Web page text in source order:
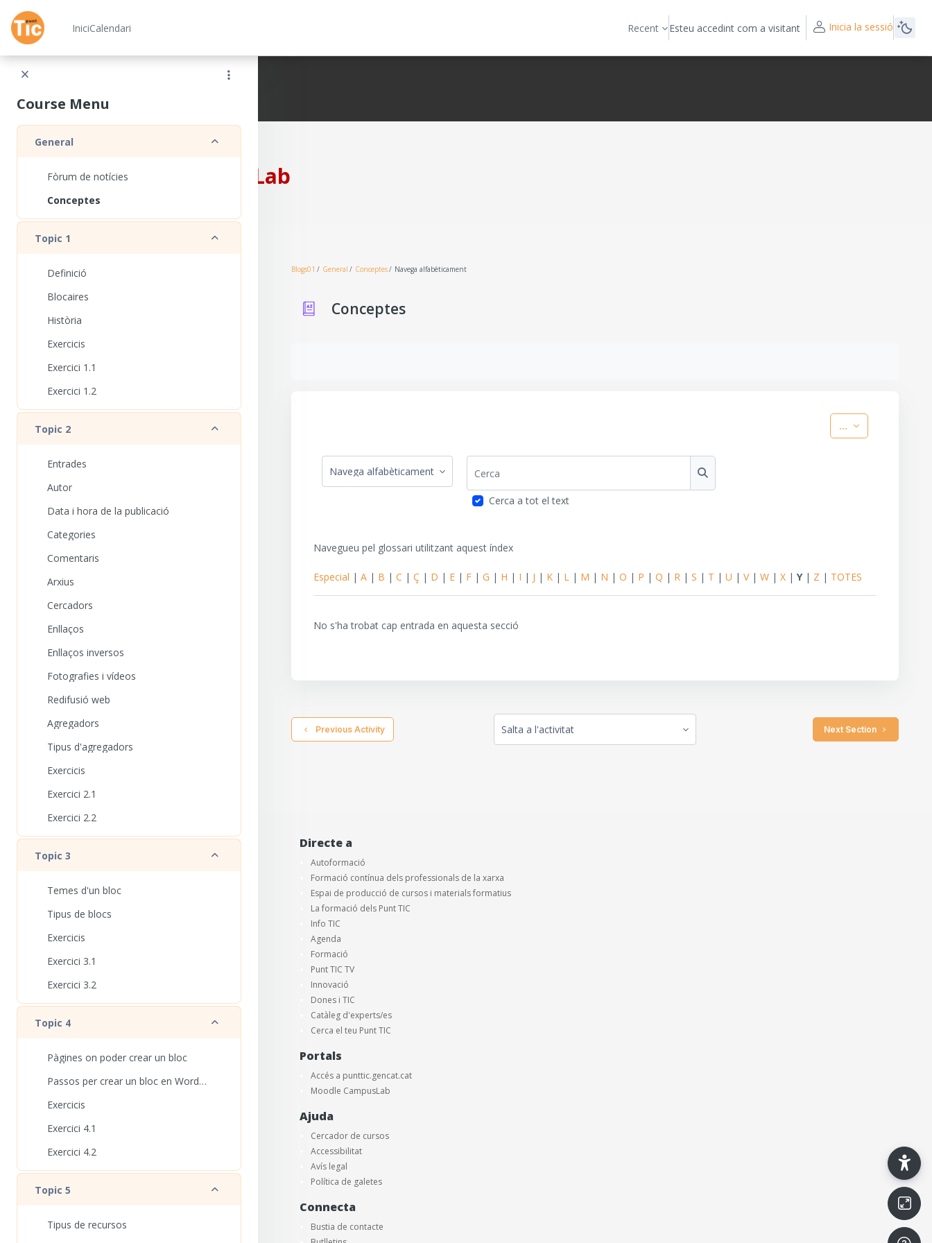
Xarxa Punt TIC
CampusLab
IniciCalendari Recent Esteu accedint com a visitant Inicia la sessió
Course Menu
General Redueix
Fòrum de notícies
Conceptes
Topic 1 Redueix
Definició
Blocaires
Història
Exercicis
Exercici 1.1
Exercici 1.2
Topic 2 Redueix
Entrades
Autor
Data i hora de la publicació
Categories
Comentaris
Arxius
Cercadors
Enllaços
Enllaços inversos
Fotografies i vídeos
Redifusió web
Agregadors
Tipus d'agregadors
Exercicis
Exercici 2.1
Exercici 2.2
Topic 3 Redueix
Temes d'un bloc
Tipus de blocs
Exercicis
Exercici 3.1
Exercici 3.2
Topic 4 Redueix
Pàgines on poder crear un bloc
Passos per crear un bloc en Wordpress.com
Exercicis
Exercici 4.1
Exercici 4.2
Topic 5 Redueix
Tipus de recursos
Blogs01 General Conceptes Navega alfabèticament
Conceptes
... Exporta les
Navegueu pel glossari utilitzant aquest índex
Cerca
Cerca a tot el text
Navegueu pel glossari utilitzant aquest índex
Especial | A | B | C | Ç | D | E | F | G | H | I | J | K | L | M | N | O | P | Q | R | S | T | U | V| W | X | Y| Z | TOTES
No s'ha trobat cap entrada en aquesta secció
  Previous Activity
Salta a l'activitat Next Section
Directe a
Autoformació
Formació contínua dels professionals de la xarxa
Espai de producció de cursos i materials formatius
La formació dels Punt TIC
Info TIC
Agenda
Formació
Punt TIC TV
Innovació
Dones i TIC
Catàleg d'experts/es
Cerca el teu Punt TIC
Portals
Accés a punttic.gencat.cat
Moodle CampusLab
Ajuda
Cercador de cursos
Accessibilitat
Avís legal
Política de galetes
Connecta
Bustia de contacte